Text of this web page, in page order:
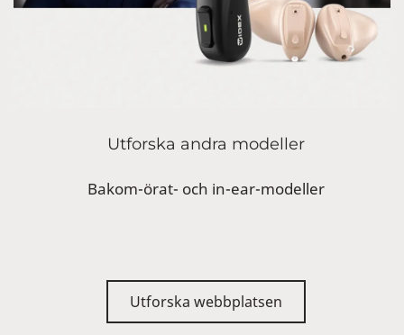
Utforska andra modeller
Bakom-örat- och in-ear-modeller
Utforska webbplatsen